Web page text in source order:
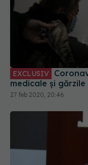
EXCLUSIV
medicale și
27 feb 2020, 20:46